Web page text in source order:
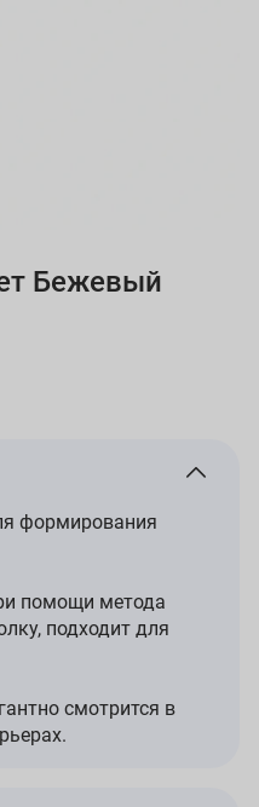
Бежевый
формирования
помощи метода
подходит для
смотрится в